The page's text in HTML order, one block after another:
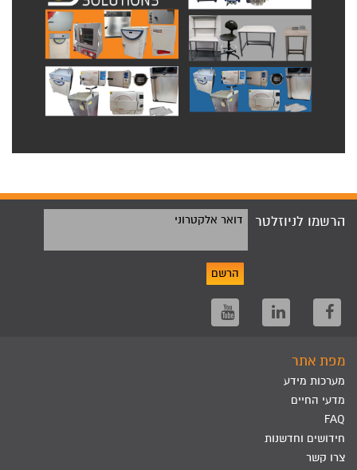
הרשמו לניוזלטר דואר אלקטרוני
הרשם
מפת אתר
מערכות מידע
מדעי החיים
FAQ
חידושים וחדשנות
צרו קשר